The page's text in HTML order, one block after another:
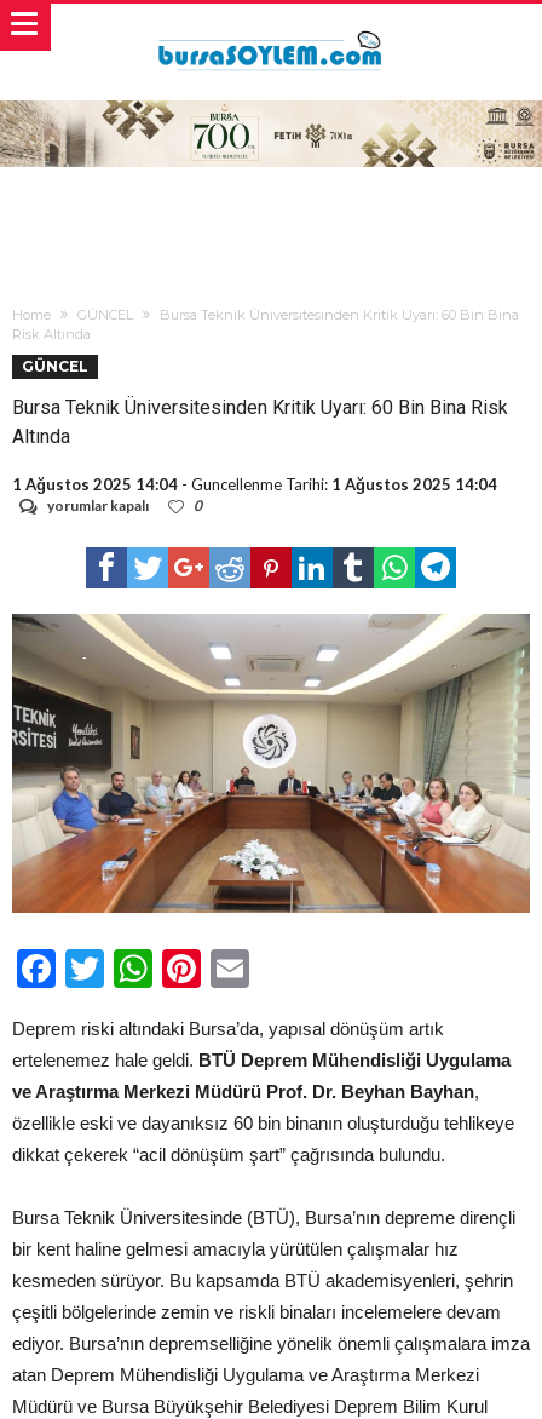
Home GÜNCEL
Bursa Teknik Üniversitesinden Kritik Uyarı: 60 Bin Bina
Risk Altında
GÜNCEL
Bursa Teknik Üniversitesinden Kritik Uyarı: 60 Bin Bina Risk
Altında
1 Ağustos 2025 14:04 - Guncellenme Tarihi: 1 Ağustos 2025 14:04
Bursa
Üniversitesinden
Bin
Altında
için
yorumlar kapalı 0
Facebook
TwitterWhatsApp
Pinterest
Deprem riski altındaki Bursa’da, yapısal dönüşüm artık
ertelenemez hale geldi. BTÜ Deprem Mühendisliği Uygulama
ve Araştırma Merkezi Müdürü Prof. Dr. Beyhan Bayhan,
özellikle eski ve dayanıksız 60 bin binanın oluşturduğu tehlikeye
dikkat çekerek “acil dönüşüm şart” çağrısında bulundu.
Bursa Teknik Üniversitesinde (BTÜ), Bursa’nın depreme dirençli
bir kent haline gelmesi amacıyla yürütülen çalışmalar hız
kesmeden sürüyor. Bu kapsamda BTÜ akademisyenleri, şehrin
çeşitli bölgelerinde zemin ve riskli binaları incelemelere devam
ediyor. Bursa’nın depremselliğine yönelik önemli çalışmalara imza
atan Deprem Mühendisliği Uygulama ve Araştırma Merkezi
Müdürü ve Bursa Büyükşehir Belediyesi Deprem Bilim Kurul